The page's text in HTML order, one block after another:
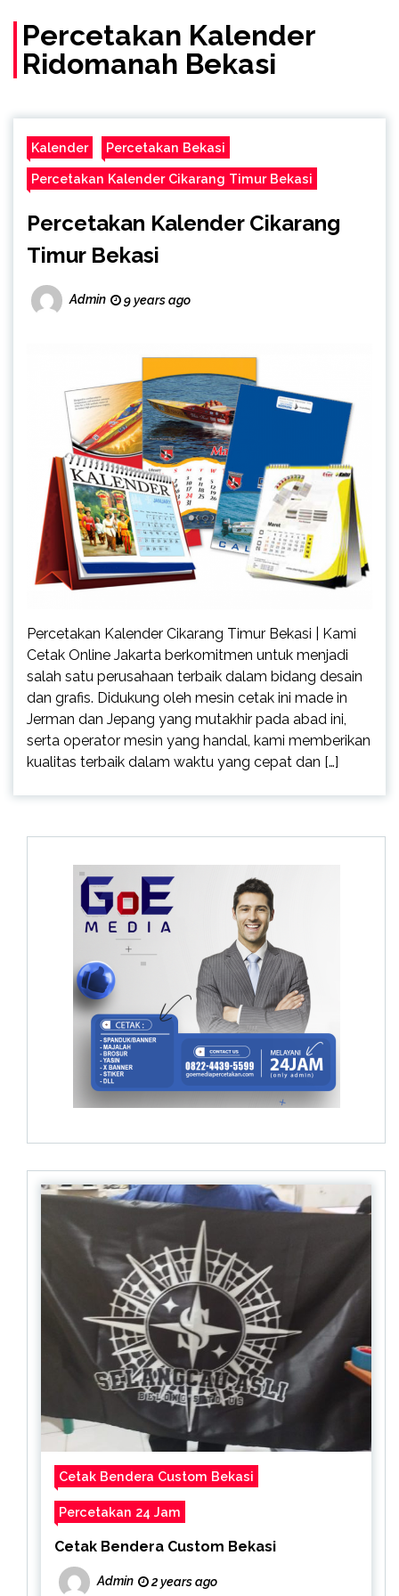
Percetakan Kalender
Ridomanah Bekasi
Kalender Percetakan Bekasi
Percetakan Kalender Cikarang Timur Bekasi
Percetakan Kalender Cikarang
Timur Bekasi
Admin 9 years ago
Percetakan Kalender Cikarang Timur Bekasi | Kami
Cetak Online Jakarta berkomitmen untuk menjadi
salah satu perusahaan terbaik dalam bidang desain
dan grafis. Didukung oleh mesin cetak ini made in
Jerman dan Jepang yang mutakhir pada abad ini,
serta operator mesin yang handal, kami memberikan
kualitas terbaik dalam waktu yang cepat dan […]
Cetak Bendera Custom Bekasi
Percetakan 24 Jam
Cetak Bendera Custom Bekasi
Admin 2 years ago